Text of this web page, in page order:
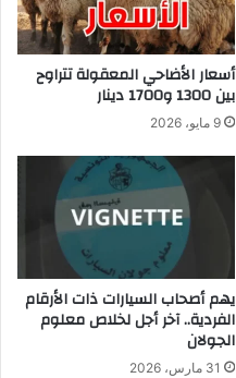
أسعار الأضاحي المعقولة تتراوح
بين 1300 و1700 دينار
9 مايو، 2026
يهم أصحاب السيارات ذات الأرقام
الفردية.. آخر أجل لخلاص معلوم
الجولان
31 مارس، 2026